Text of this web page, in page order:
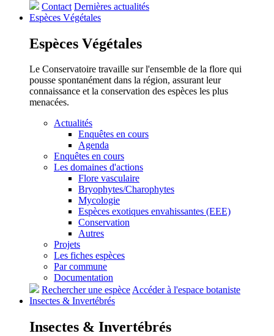
Contact Dernières actualités
Espèces Végétales
Espèces Végétales
Le Conservatoire travaille sur l'ensemble de la flore qui
pousse spontanément dans la région, assurant leur
connaissance et la conservation des espèces les plus
menacées.
Actualités
Enquêtes en cours
Agenda
Enquêtes en cours
Les domaines d'actions
Flore vasculaire
Bryophytes/Charophytes
Mycologie
Espèces exotiques envahissantes (EEE)
Conservation
Autres
Projets
Les fiches espèces
Par commune
Documentation
Rechercher une espèceAccéder à l'espace botaniste
Insectes & Invertébrés
Insectes & Invertébrés